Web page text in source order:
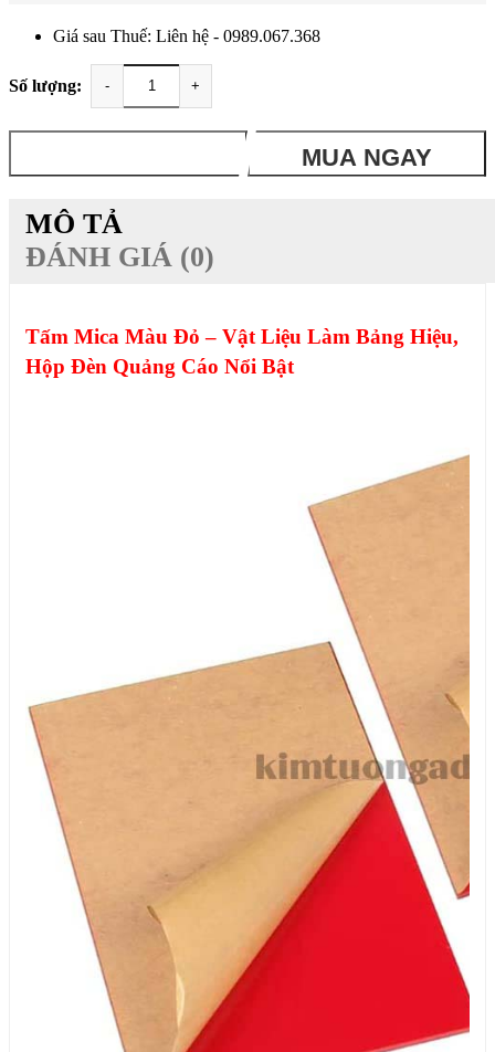
Giá sau Thuế: Liên hệ - 0989.067.368
Số lượng: - +
MUA NGAY
MÔ TẢ
ĐÁNH GIÁ (0)
Tấm Mica Màu Đỏ – Vật Liệu Làm Bảng Hiệu,
Hộp Đèn Quảng Cáo Nổi Bật